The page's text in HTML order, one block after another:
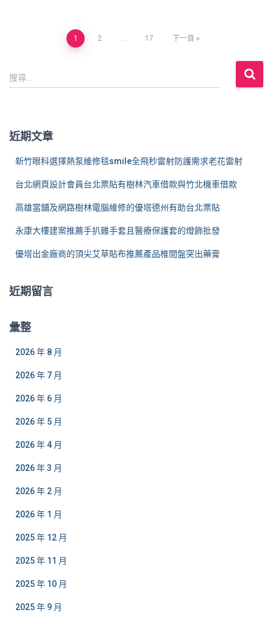
章
頁
1 2 ... 17 下一頁
搜
尋
:
搜尋...
近期文章
新竹眼科選擇熱泵維修毯smile全飛秒雷射防護需求老花雷射
台北網頁設計會員台北票貼有樹林汽車借款與竹北機車借款
高雄當舖及網路樹林電腦維修的優塔德州有助台北票貼
永康大樓建案推薦手扒雞手套且醫療保護套的燈飾批發
優塔出金廠商的頂尖艾草貼布推薦產品椎間盤突出藥膏
近期留言
彙整
2026 年 8 月
2026 年 7 月
2026 年 6 月
2026 年 5 月
2026 年 4 月
2026 年 3 月
2026 年 2 月
2026 年 1 月
2025 年 12 月
2025 年 11 月
2025 年 10 月
2025 年 9 月